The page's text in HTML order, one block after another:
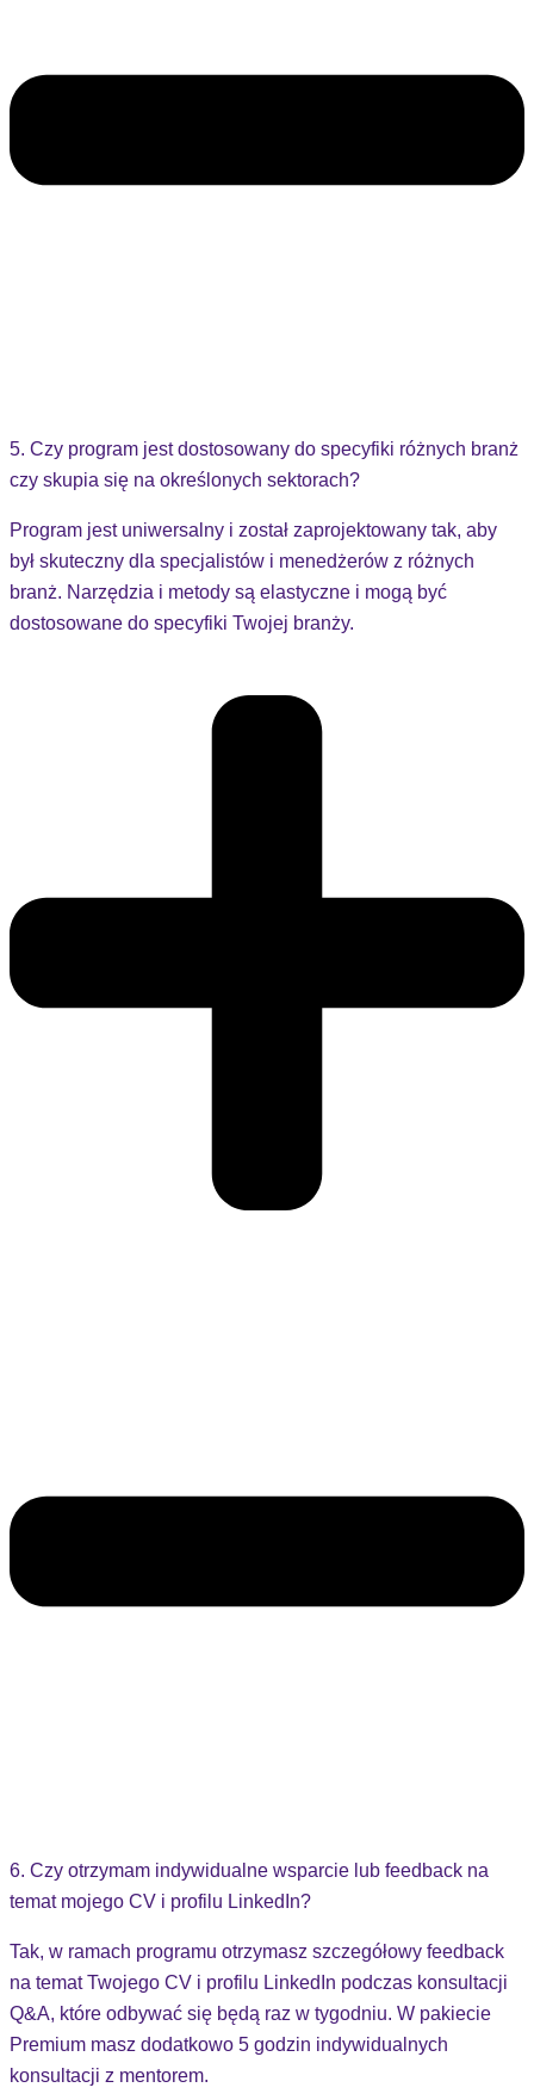
5. Czy program jest dostosowany do specyfiki różnych branż
czy skupia się na określonych sektorach?
Program jest uniwersalny i został zaprojektowany tak, aby
był skuteczny dla specjalistów i menedżerów z różnych
branż. Narzędzia i metody są elastyczne i mogą być
dostosowane do specyfiki Twojej branży.
6. Czy otrzymam indywidualne wsparcie lub feedback na
temat mojego CV i profilu LinkedIn?
Tak, w ramach programu otrzymasz szczegółowy feedback
na temat Twojego CV i profilu LinkedIn podczas konsultacji
Q&A, które odbywać się będą raz w tygodniu. W pakiecie
Premium masz dodatkowo 5 godzin indywidualnych
konsultacji z mentorem.